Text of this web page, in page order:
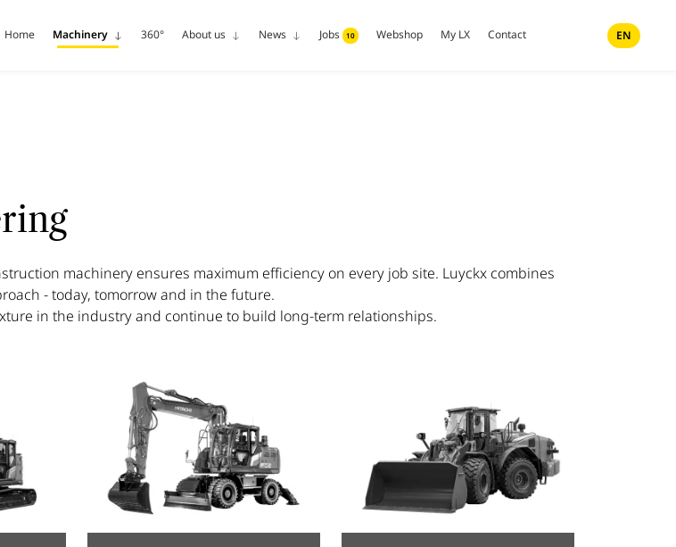
Home Machinery 360° About us News Jobs 10 Webshop My LX Contact EN
machinery ensures maximum efficiency on every job site. Luyckx combines
- today, tomorrow and in the future.
in the industry and continue to build long-term relationships.